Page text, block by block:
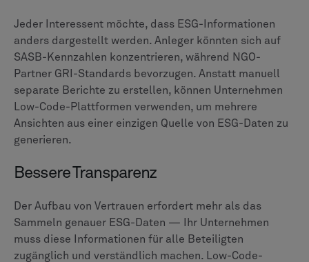
Jeder Interessent möchte, dass ESG-Informationen
anders dargestellt werden. Anleger könnten sich auf
SASB-Kennzahlen konzentrieren, während NGO-
Partner GRI-Standards bevorzugen. Anstatt manuell
separate Berichte zu erstellen, können Unternehmen
Low-Code-Plattformen verwenden, um mehrere
Ansichten aus einer einzigen Quelle von ESG-Daten zu
generieren.
Bessere Transparenz
Der Aufbau von Vertrauen erfordert mehr als das
Sammeln genauer ESG-Daten — Ihr Unternehmen
muss diese Informationen für alle Beteiligten
zugänglich und verständlich machen. Low-Code-